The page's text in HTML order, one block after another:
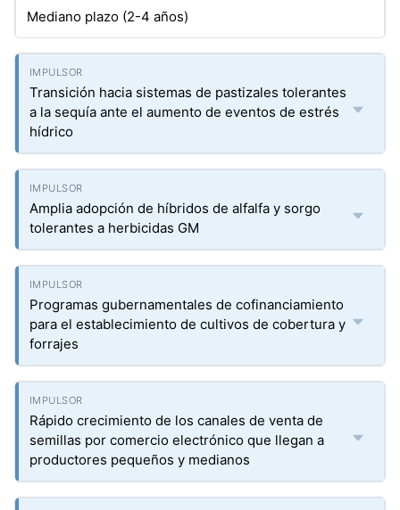
Mediano plazo (2-4 años)
Transición hacia sistemas de pastizales tolerantes
a la sequía ante el aumento de eventos de estrés
hídrico
Amplia adopción de híbridos de alfalfa y sorgo
tolerantes a herbicidas GM
Programas gubernamentales de cofinanciamiento
para el establecimiento de cultivos de cobertura y
forrajes
Rápido crecimiento de los canales de venta de
semillas por comercio electrónico que llegan a
productores pequeños y medianos